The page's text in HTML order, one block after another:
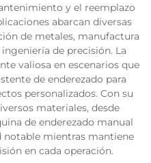
y el reemplazo
abarcan diversas
de metales, manufactura
de precisión. La
valiosa en escenarios que
de enderezado para
personalizados. Con su
materiales, desde
de enderezado manual
notable mientras mantiene
en cada operación.